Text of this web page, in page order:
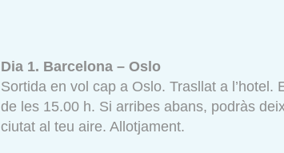
Dia 1. Barcelona – Oslo
Sortida en vol cap a Oslo. Trasllat a
de les 15.00 h. Si arribes abans, podràs
ciutat al teu aire. Allotjament.